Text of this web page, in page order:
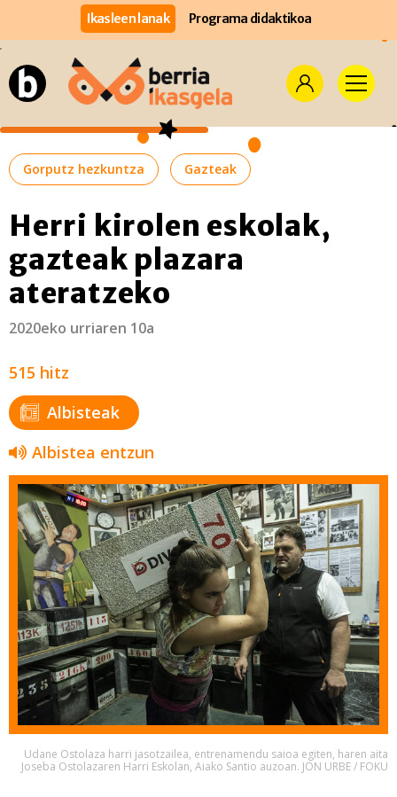
Ikasleen lanak Programa didaktikoa
Gorputz hezkuntza Gazteak
Herri kirolen eskolak,
gazteak plazara
ateratzeko
2020eko urriaren 10a
515 hitz
Albisteak
Albistea entzun
Udane Ostolaza harri jasotzailea, entrenamendu saioa egiten, haren aita
Joseba Ostolazaren Harri Eskolan, Aiako Santio auzoan. JON URBE / FOKU